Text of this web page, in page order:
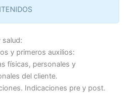
salud:
y primeros auxilios:
físicas, personales y
del cliente.
Indicaciones pre y post.